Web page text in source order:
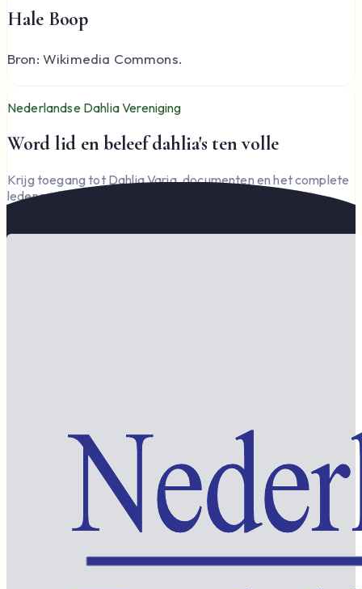
Hale Boop
Bron: Wikimedia Commons.
Nederlandse Dahlia Vereniging
Word lid en beleef dahlia's ten volle
Krijg toegang tot Dahlia Varia, documenten en het complete
ledengedeelte — en steun de vereniging.